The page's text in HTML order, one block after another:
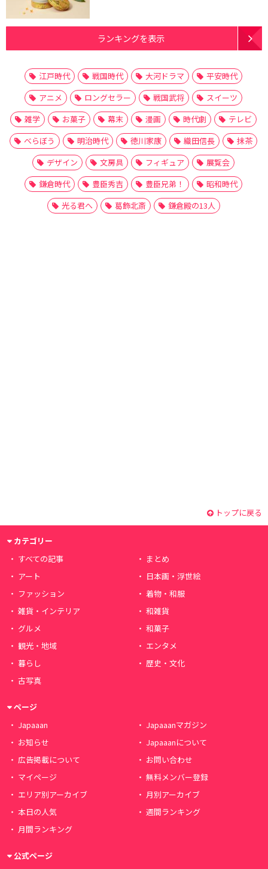
ランキングを表示
江戸時代 戦国時代 大河ドラマ
平安時代
アニメ
ロングセラー 戦国武将
スイーツ
雑学
お菓子 幕末 漫画 時代劇
テレビ
べらぼう
明治時代 徳川家康 織田信長
抹茶
デザイン
文房具 フィギュア
展覧会
鎌倉時代
豊臣秀吉 豊臣兄弟！
昭和時代
光る君へ
葛飾北斎 鎌倉殿の13人
トップに戻る
カテゴリー
すべての記事
まとめ
アート
日本画・浮世絵
ファッション
着物・和服
雑貨・インテリア
和雑貨
グルメ
和菓子
観光・地域
エンタメ
暮らし
歴史・文化
古写真
ページ
Japaaan
Japaaanマガジン
お知らせ
Japaaanについて
広告掲載について
お問い合わせ
マイページ
無料メンバー登録
エリア別アーカイブ
月別アーカイブ
本日の人気
週間ランキング
月間ランキング
公式ページ